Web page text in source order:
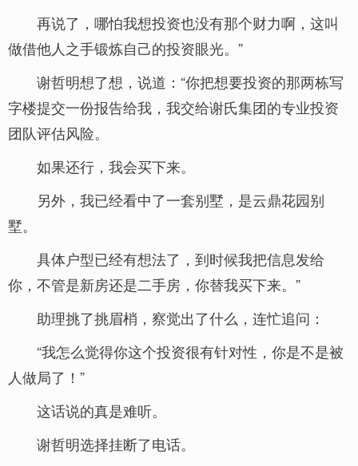
再说了，哪怕我想投资也没有那个财力啊，这叫
做借他人之手锻炼自己的投资眼光。”
谢哲明想了想，说道：“你把想要投资的那两栋写
字楼提交一份报告给我，我交给谢氏集团的专业投资
团队评估风险。
如果还行，我会买下来。
另外，我已经看中了一套别墅，是云鼎花园别
墅。
具体户型已经有想法了，到时候我把信息发给
你，不管是新房还是二手房，你替我买下来。”
助理挑了挑眉梢，察觉出了什么，连忙追问：
“我怎么觉得你这个投资很有针对性，你是不是被
人做局了！”
这话说的真是难听。
谢哲明选择挂断了电话。